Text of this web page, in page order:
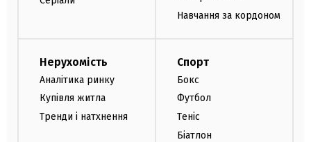
Навчання за кордоном
Нерухомість
Аналітика ринку
Купівля житла
Тренди і натхнення
Спорт
Бокс
Футбол
Теніс
Біатлон